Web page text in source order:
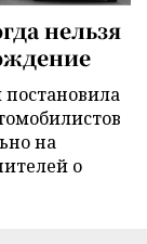
нельзя
на
о